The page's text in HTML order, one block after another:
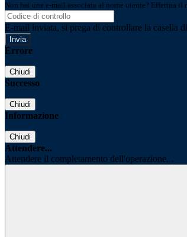
Non hai una e-mail associata al nome utente? Effettua il
E-mail inviata, si prega di controllare la casella
Errore
Chiudi
Successo
Chiudi
Informazione
Chiudi
Attendere...
Attendere il completamento dell'operazione...